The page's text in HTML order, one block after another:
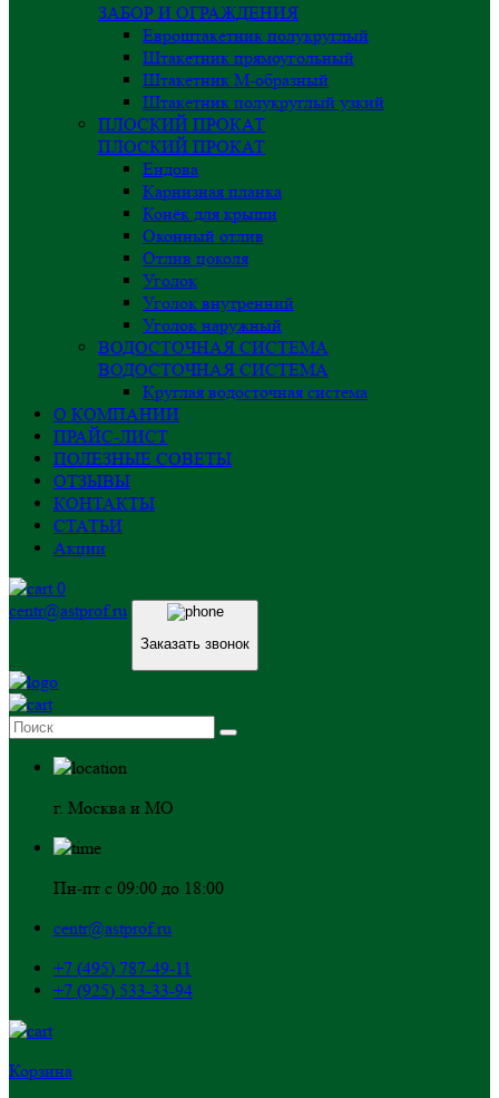
ЗАБОР И ОГРАЖДЕНИЯ
Евроштакетник полукруглый
Штакетник прямоугольный
Штакетник М-образный
Штакетник полукруглый узкий
ПЛОСКИЙ ПРОКАТ
ПЛОСКИЙ ПРОКАТ
Ендова
Карнизная планка
Конёк для крыши
Оконный отлив
Отлив цоколя
Уголок
Уголок внутренний
Уголок наружный
ВОДОСТОЧНАЯ СИСТЕМА
ВОДОСТОЧНАЯ СИСТЕМА
Круглая водосточная система
О КОМПАНИИ
ПРАЙС-ЛИСТ
ПОЛЕЗНЫЕ СОВЕТЫ
ОТЗЫВЫ
КОНТАКТЫ
СТАТЬИ
Акции
0
centr@astprof.ru
Заказать звонок
г. Москва и МО
Пн-пт с 09:00 до 18:00
centr@astprof.ru
+7 (495) 787-49-11
+7 (925) 533-33-94
Корзина